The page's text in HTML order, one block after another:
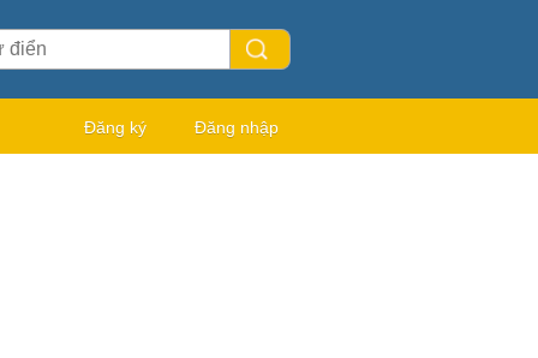
Đăng ký Đăng nhập